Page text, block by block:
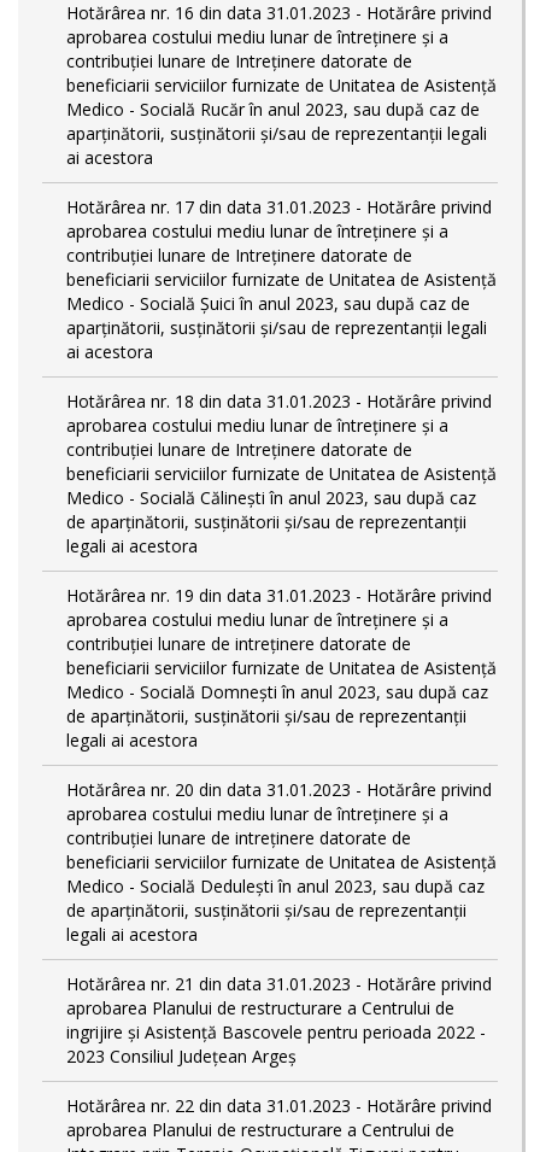
Hotărârea nr. 16 din data 31.01.2023 - Hotărâre privind
aprobarea costului mediu lunar de întreţinere şi a
contribuţiei lunare de Intreţinere datorate de
beneficiarii serviciilor furnizate de Unitatea de Asistenţă
Medico - Socială Rucăr în anul 2023, sau după caz de
aparţinătorii, susţinătorii şi/sau de reprezentanţii legali
ai acestora
Hotărârea nr. 17 din data 31.01.2023 - Hotărâre privind
aprobarea costului mediu lunar de întreţinere şi a
contribuţiei lunare de Intreţinere datorate de
beneficiarii serviciilor furnizate de Unitatea de Asistenţă
Medico - Socială Şuici în anul 2023, sau după caz de
aparţinătorii, susţinătorii şi/sau de reprezentanţii legali
ai acestora
Hotărârea nr. 18 din data 31.01.2023 - Hotărâre privind
aprobarea costului mediu lunar de întreţinere şi a
contribuţiei lunare de Intreţinere datorate de
beneficiarii serviciilor furnizate de Unitatea de Asistenţă
Medico - Socială Călineşti în anul 2023, sau după caz
de aparţinătorii, susţinătorii şi/sau de reprezentanţii
legali ai acestora
Hotărârea nr. 19 din data 31.01.2023 - Hotărâre privind
aprobarea costului mediu lunar de întreţinere şi a
contribuţiei lunare de intreţinere datorate de
beneficiarii serviciilor furnizate de Unitatea de Asistenţă
Medico - Socială Domneşti în anul 2023, sau după caz
de aparţinătorii, susţinătorii şi/sau de reprezentanţii
legali ai acestora
Hotărârea nr. 20 din data 31.01.2023 - Hotărâre privind
aprobarea costului mediu lunar de întreţinere şi a
contribuţiei lunare de intreţinere datorate de
beneficiarii serviciilor furnizate de Unitatea de Asistenţă
Medico - Socială Deduleşti în anul 2023, sau după caz
de aparţinătorii, susţinătorii şi/sau de reprezentanţii
legali ai acestora
Hotărârea nr. 21 din data 31.01.2023 - Hotărâre privind
aprobarea Planului de restructurare a Centrului de
ingrijire şi Asistenţă Bascovele pentru perioada 2022 -
2023 Consiliul Judeţean Argeş
Hotărârea nr. 22 din data 31.01.2023 - Hotărâre privind
aprobarea Planului de restructurare a Centrului de